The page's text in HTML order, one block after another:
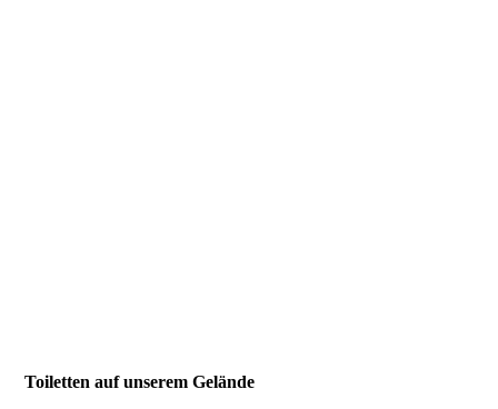
Toiletten auf unserem Gelände